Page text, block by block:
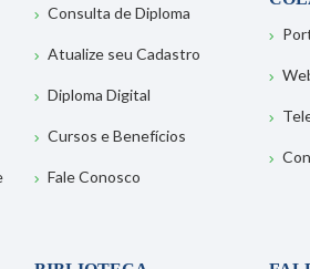
Consulta de Diploma
Atualize seu Cadastro
Diploma Digital
Cursos e Benefícios
Fale Conosco